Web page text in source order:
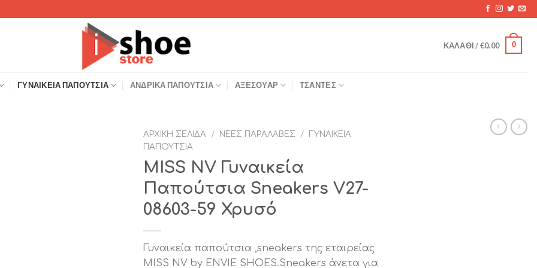
ΚΑΛΆΘΙ /€0.00 0
ΓΥΝΑΙΚΕΊΑ ΠΑΠΟΎΤΣΙΑ ΑΝΔΡΙΚΆ ΠΑΠΟΎΤΣΙΑ ΑΞΕΣΟΥΆΡ ΤΣΆΝΤΕΣ
ΑΡΧΙΚΉ ΣΕΛΊΔΑ / ΝΈΕΣ ΠΑΡΑΛΑΒΈΣ /
ΓΥΝΑΙΚΕΊΑ
ΠΑΠΟΎΤΣΙΑ
MISS NV Γυναικεία
Παπούτσια Sneakers V27-
08603-59 Χρυσό
Γυναικεία παπούτσια ,sneakers της εταιρείας
MISS NV by ENVIE SHOES.Sneakers άνετα για